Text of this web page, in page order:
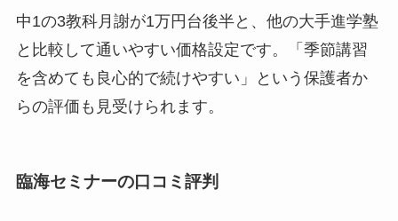
中1の3教科月謝が1万円台後半と、他の大手進学塾
と比較して通いやすい価格設定です。「季節講習
を含めても良心的で続けやすい」という保護者か
らの評価も見受けられます。
臨海セミナーの口コミ評判